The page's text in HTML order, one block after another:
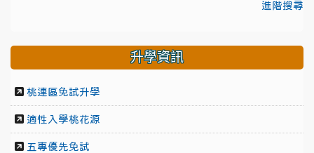
進階搜尋
升學資訊
桃連區免試升學
適性入學桃花源
五專優先免試